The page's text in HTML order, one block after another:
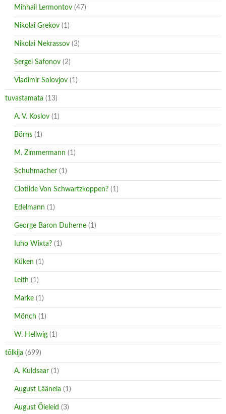
Mihhail Lermontov (47)
Nikolai Grekov (1)
Nikolai Nekrassov (3)
Sergei Safonov (2)
Vladimir Solovjov (1)
tuvastamata (13)
A. V. Koslov (1)
Börns (1)
M. Zimmermann (1)
Schuhmacher (1)
Clotilde Von Schwartzkoppen? (1)
Edelmann (1)
George Baron Duherne (1)
Iuho Wixta? (1)
Küken (1)
Leith (1)
Marke (1)
Mönch (1)
W. Hellwig (1)
tõlkija (699)
A. Kuldsaar (1)
August Läänela (1)
August Õieleid (3)